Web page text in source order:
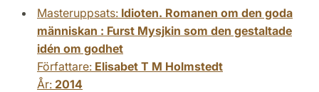
Masteruppsats: Idioten. Romanen om den goda
människan : Furst Mysjkin som den gestaltade
idén om godhet
Författare: Elisabet T M Holmstedt
År: 2014